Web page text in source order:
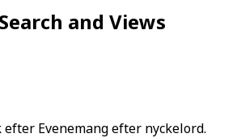
and Views
efter Evenemang efter nyckelord.